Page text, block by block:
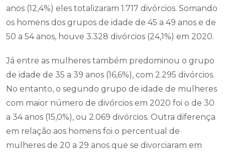
anos (12,4%) eles totalizaram 1.717 divórcios. Somando
os homens dos grupos de idade de 45 a 49 anos e de
50 a 54 anos, houve 3.328 divórcios (24,1%) em 2020.
Já entre as mulheres também predominou o grupo
de idade de 35 a 39 anos (16,6%), com 2.295 divórcios.
No entanto, o segundo grupo de idade de mulheres
com maior número de divórcios em 2020 foi o de 30
a 34 anos (15,0%), ou 2.069 divórcios. Outra diferença
em relação aos homens foi o percentual de
mulheres de 20 a 29 anos que se divorciaram em